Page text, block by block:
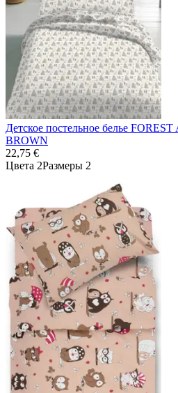
Детское постельное белье
BROWN
22,75 €
Цвета 2Размеры 2